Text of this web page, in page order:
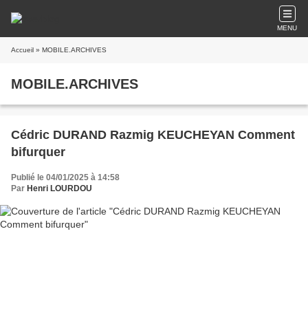
MENU
Accueil » MOBILE.ARCHIVES
MOBILE.ARCHIVES
Cédric DURAND Razmig KEUCHEYAN Comment
bifurquer
Publié le 04/01/2025 à 14:58
Par Henri LOURDOU